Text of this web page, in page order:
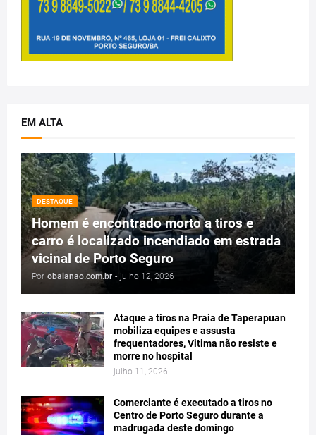
EM ALTA
DESTAQUE
Homem é encontrado morto a tiros e
carro é localizado incendiado em estrada
vicinal de Porto Seguro
Por obaianao.com.br - julho 12, 2026
Ataque a tiros na Praia de Taperapuan
mobiliza equipes e assusta
frequentadores, Vitima não resiste e
morre no hospital
julho 11, 2026
Comerciante é executado a tiros no
Centro de Porto Seguro durante a
madrugada deste domingo